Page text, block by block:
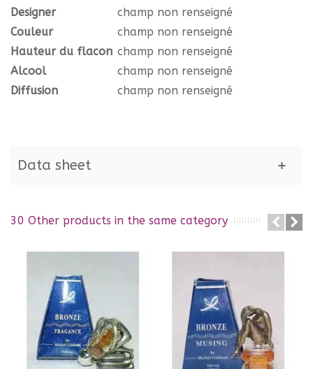
Designer
champ non renseigné
Couleur
champ non renseigné
Hauteur du flacon champ non renseigné
Alcool
champ non renseigné
Diffusion
champ non renseigné
Data sheet
30 Other products in the same category